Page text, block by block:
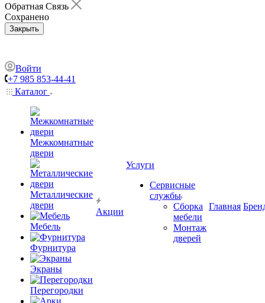
Обратная Связь
Сохранено
Закрыть
Войти
+7 985 853-44-41
Каталог
Межкомнатные
двери
Металлические
двери
Мебель
Фурнитура
Экраны
Перегородки
Акции
Услуги
Сервисные
службы
Сборка
мебели
Монтаж
дверей
Главная